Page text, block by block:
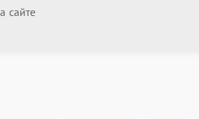
сайте